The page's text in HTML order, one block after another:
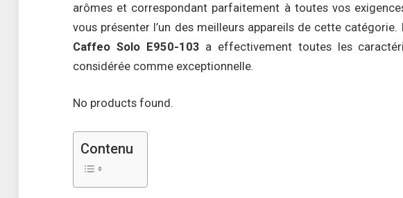
arômes et correspondant parfaitement à toutes vos
vous présenter l’un des meilleurs appareils de cette
Caffeo Solo E950-103 a effectivement toutes les
considérée comme exceptionnelle.
No products found.
Contenu